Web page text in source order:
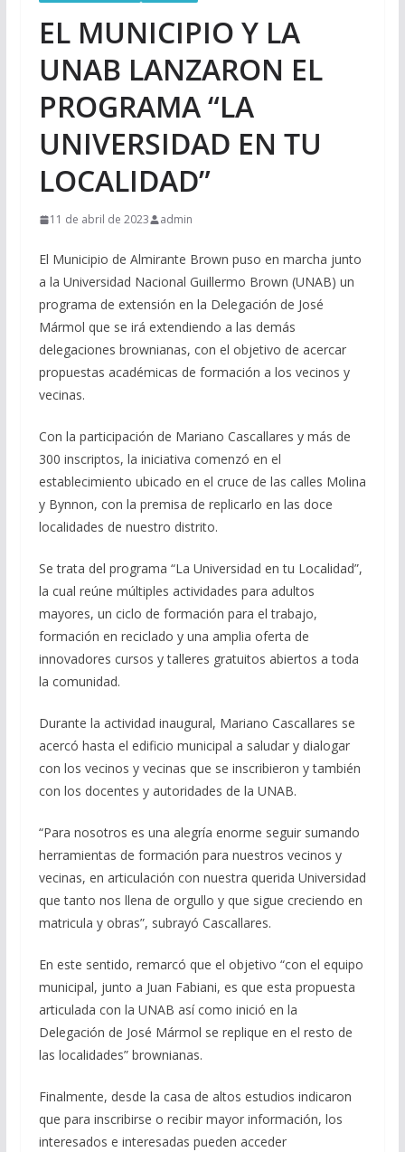
EL MUNICIPIO Y LA
UNAB LANZARON EL
PROGRAMA “LA
UNIVERSIDAD EN TU
LOCALIDAD”
11 de abril de 2023 admin
El Municipio de Almirante Brown puso en marcha junto
a la Universidad Nacional Guillermo Brown (UNAB) un
programa de extensión en la Delegación de José
Mármol que se irá extendiendo a las demás
delegaciones brownianas, con el objetivo de acercar
propuestas académicas de formación a los vecinos y
vecinas.
Con la participación de Mariano Cascallares y más de
300 inscriptos, la iniciativa comenzó en el
establecimiento ubicado en el cruce de las calles Molina
y Bynnon, con la premisa de replicarlo en las doce
localidades de nuestro distrito.
Se trata del programa “La Universidad en tu Localidad”,
la cual reúne múltiples actividades para adultos
mayores, un ciclo de formación para el trabajo,
formación en reciclado y una amplia oferta de
innovadores cursos y talleres gratuitos abiertos a toda
la comunidad.
Durante la actividad inaugural, Mariano Cascallares se
acercó hasta el edificio municipal a saludar y dialogar
con los vecinos y vecinas que se inscribieron y también
con los docentes y autoridades de la UNAB.
“Para nosotros es una alegría enorme seguir sumando
herramientas de formación para nuestros vecinos y
vecinas, en articulación con nuestra querida Universidad
que tanto nos llena de orgullo y que sigue creciendo en
matricula y obras”, subrayó Cascallares.
En este sentido, remarcó que el objetivo “con el equipo
municipal, junto a Juan Fabiani, es que esta propuesta
articulada con la UNAB así como inició en la
Delegación de José Mármol se replique en el resto de
las localidades” brownianas.
Finalmente, desde la casa de altos estudios indicaron
que para inscribirse o recibir mayor información, los
interesados e interesadas pueden acceder